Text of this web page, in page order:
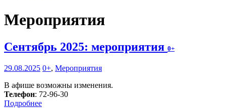
Мероприятия
Сентябрь 2025: мероприятия 0+
29.08.2025 0+, Мероприятия
В афише возможны изменения.
Телефон: 72-96-30
Подробнее